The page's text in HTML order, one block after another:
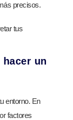
precisos.
tus
un
entorno. En
factores